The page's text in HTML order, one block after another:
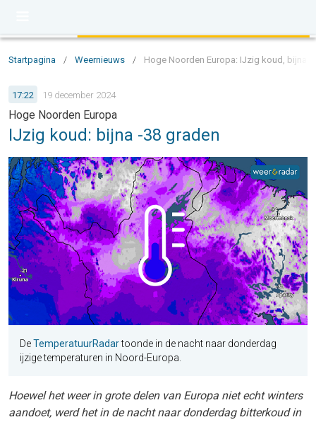
Startpagina / Weernieuws / Hoge Noorden Europa: IJzig koud, bijna -
17:22 19 december 2024
Hoge Noorden Europa
IJzig koud: bijna -38 graden
DeTemperatuurRadartoonde in de nacht naar donderdag
ijzige temperaturen in Noord-Europa.
Hoewel het weer in grote delen van Europa niet echt winters
aandoet, werd het in de nacht naar donderdag bitterkoud in